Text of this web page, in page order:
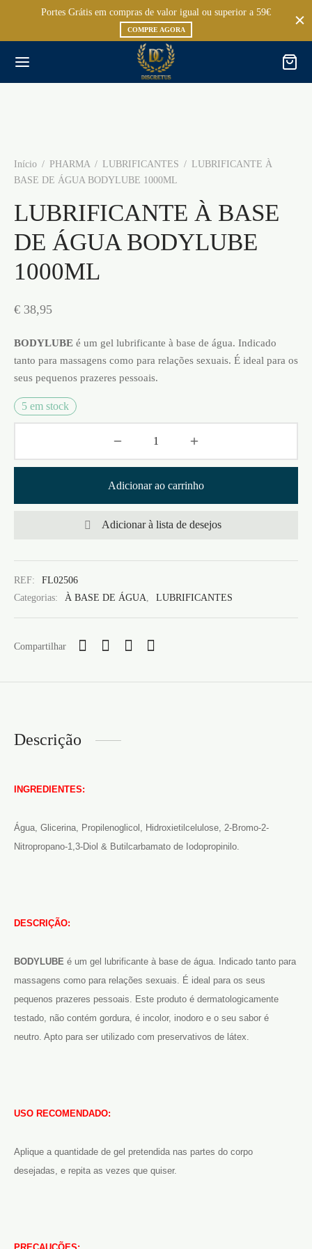
Portes Grátis em compras de valor igual ou superior a 59€
COMPRE AGORA
Início / PHARMA / LUBRIFICANTES / LUBRIFICANTE À
BASE DE ÁGUA BODYLUBE 1000ML
LUBRIFICANTE À BASE
DE ÁGUA BODYLUBE
1000ML
€ 38,95
BODYLUBE é um gel lubrificante à base de água. Indicado
tanto para massagens como para relações sexuais. É ideal para os
seus pequenos prazeres pessoais.
5 em stock
Adicionar ao carrinho
Adicionar à lista de desejos
REF:
FL02506
Categorias:
À BASE DE ÁGUA LUBRIFICANTES
Compartilhar
Descrição
INGREDIENTES:
Água, Glicerina, Propilenoglicol, Hidroxietilcelulose, 2-Bromo-2-
Nitropropano-1,3-Diol & Butilcarbamato de Iodopropinilo.
DESCRIÇÃO:
BODYLUBE é um gel lubrificante à base de água. Indicado tanto para
massagens como para relações sexuais. É ideal para os seus
pequenos prazeres pessoais. Este produto é dermatologicamente
testado, não contém gordura, é incolor, inodoro e o seu sabor é
neutro. Apto para ser utilizado com preservativos de látex.
USO RECOMENDADO:
Aplique a quantidade de gel pretendida nas partes do corpo
desejadas, e repita as vezes que quiser.